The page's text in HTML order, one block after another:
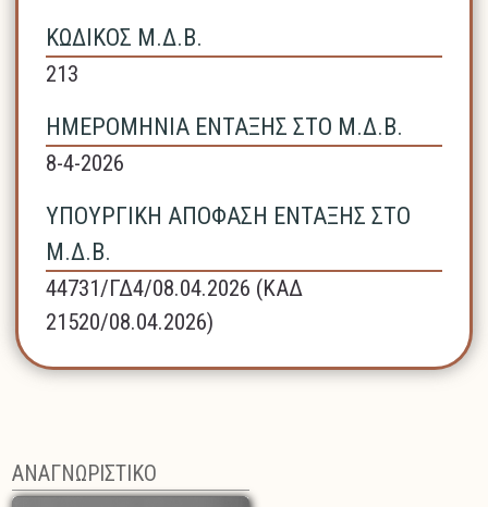
ΚΩΔΙΚΟΣ Μ.Δ.Β.
213
ΗΜΕΡΟΜΗΝΙΑ ΕΝΤΑΞΗΣ ΣΤΟ Μ.Δ.Β.
8-4-2026
ΥΠΟΥΡΓΙΚΗ ΑΠΟΦΑΣΗ ΕΝΤΑΞΗΣ ΣΤΟ
Μ.Δ.Β.
44731/ΓΔ4/08.04.2026 (ΚΑΔ
21520/08.04.2026)
ΑΝΑΓΝΩΡΙΣΤΙΚΟ